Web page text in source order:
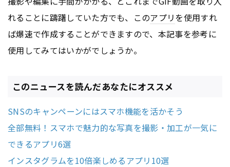
れることに躊躇していた方でも、このアプリを使用すれ
ば爆速で作成することができますので、本記事を参考に
使用してみてはいかがでしょうか。
このニュースを読んだあなたにオススメ
SNSのキャンペーンにはスマホ機能を活かそう
全部無料！スマホで魅力的な写真を撮影・加工が一気に
できるアプリ6選
インスタグラムを10倍楽しめるアプリ10選